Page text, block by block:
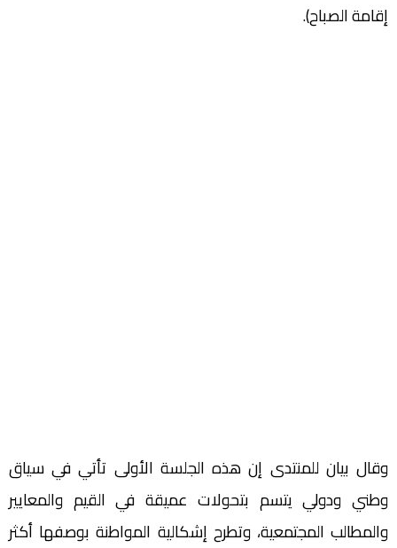
إقامة الصباح).
وقال بيان للمنتدى إن هذه الجلسة الأولى تأتي في سياق
وطني ودولي يتسم بتحولات عميقة في القيم والمعايير
والمطالب المجتمعية، وتطرح إشكالية المواطنة بوصفها أكثر